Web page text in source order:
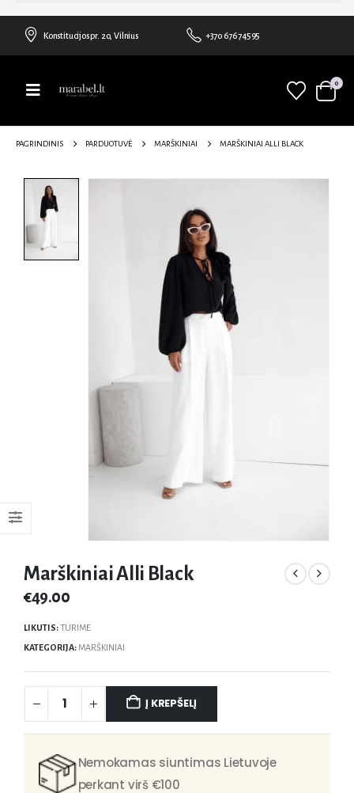
Konstitucijos pr. 20, Vilnius +370 676 74595
0
PAGRINDINIS PARDUOTUVĖ MARŠKINIAI MARŠKINIAI ALLI BLACK
Marškiniai Alli Black
€49.00
LIKUTIS: TURIME
KATEGORIJA: MARŠKINIAI
Į KREPŠELĮ
Nemokamas siuntimas Lietuvoje
perkant virš €100